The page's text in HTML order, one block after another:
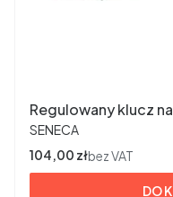
Regulowany klucz
PRODUCENT
SENECA
Cena
104,00 złbez VAT
DO